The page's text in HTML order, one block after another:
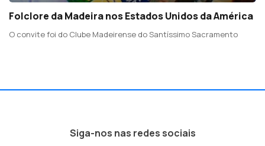
Folclore da Madeira nos Estados Unidos da América
O convite foi do Clube Madeirense do Santíssimo Sacramento
Siga-nos nas redes sociais